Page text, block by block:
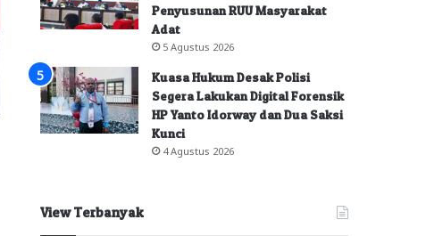
Penyusunan RUU Masyarakat
Adat
5 Agustus 2026
Kuasa Hukum Desak Polisi
Segera Lakukan Digital Forensik
HP Yanto Idorway dan Dua Saksi
Kunci
4 Agustus 2026
View Terbanyak